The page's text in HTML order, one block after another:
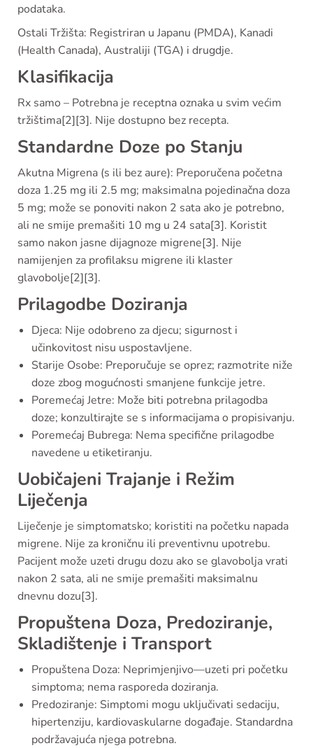
podataka.
Ostali Tržišta: Registriran u Japanu (PMDA), Kanadi
(Health Canada), Australiji (TGA) i drugdje.
Klasifikacija
Rx samo – Potrebna je receptna oznaka u svim većim
tržištima[2][3]. Nije dostupno bez recepta.
Standardne Doze po Stanju
Akutna Migrena (s ili bez aure): Preporučena početna
doza 1.25 mg ili 2.5 mg; maksimalna pojedinačna doza
5 mg; može se ponoviti nakon 2 sata ako je potrebno,
ali ne smije premašiti 10 mg u 24 sata[3]. Koristit
samo nakon jasne dijagnoze migrene[3]. Nije
namijenjen za profilaksu migrene ili klaster
glavobolje[2][3].
Prilagodbe Doziranja
Djeca: Nije odobreno za djecu; sigurnost i
učinkovitost nisu uspostavljene.
Starije Osobe: Preporučuje se oprez; razmotrite niže
doze zbog mogućnosti smanjene funkcije jetre.
Poremećaj Jetre: Može biti potrebna prilagodba
doze; konzultirajte se s informacijama o propisivanju.
Poremećaj Bubrega: Nema specifične prilagodbe
navedene u etiketiranju.
Uobičajeni Trajanje i Režim
Liječenja
Liječenje je simptomatsko; koristiti na početku napada
migrene. Nije za kroničnu ili preventivnu upotrebu.
Pacijent može uzeti drugu dozu ako se glavobolja vrati
nakon 2 sata, ali ne smije premašiti maksimalnu
dnevnu dozu[3].
Propuštena Doza, Predoziranje,
Skladištenje i Transport
Propuštena Doza: Neprimjenjivo—uzeti pri početku
simptoma; nema rasporeda doziranja.
Predoziranje: Simptomi mogu uključivati sedaciju,
hipertenziju, kardiovaskularne događaje. Standardna
podržavajuća njega potrebna.